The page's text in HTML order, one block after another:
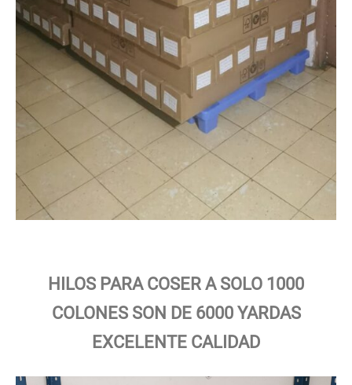
HILOS PARA COSER A SOLO 1000
COLONES SON DE 6000 YARDAS
EXCELENTE CALIDAD